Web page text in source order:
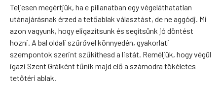
Teljesen megértjük, ha e pillanatban egy végeláthatatlan
utánajárásnak érzed a tetőablak választást, de ne aggódj. Mi
azon vagyunk, hogy eligazítsunk és segítsünk jó döntést
hozni. A bal oldali szűrővel könnyedén, gyakorlati
szempontok szerint szűkíthesd a listát. Reméljük, hogy végül
igazi Szent Grálként tűnik majd elő a számodra tökéletes
tetőtéri ablak.